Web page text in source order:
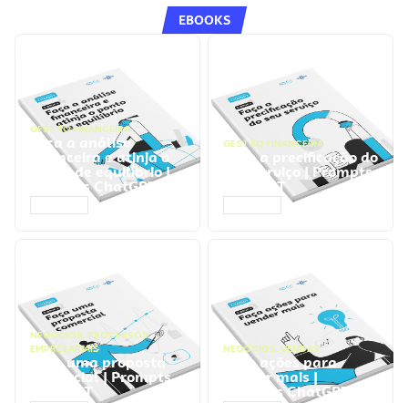
EBOOKS
GESTÃO FINANCEIRA
Faça a análise
financeira e atinja o
ponto de equilíbrio |
Prompts ChatGPT
GESTÃO FINANCEIRA
Faça a precificação do
seu serviço | Prompts
ChatGPT
NEGÓCIOS, PROCESSOS
EMPRESARIAIS
Faça uma proposta
comercial | Prompts
ChatGPT
NEGÓCIOS, VENDAS
Faça ações para
vender mais |
Prompts ChatGPT